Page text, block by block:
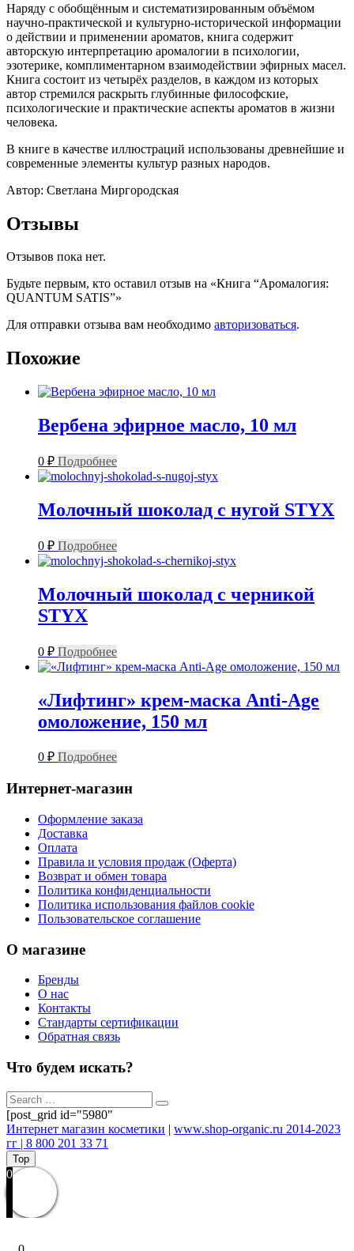
Наряду с обобщённым и систематизированным объёмом
научно-практической и культурно-исторической информации
о действии и применении ароматов, книга содержит
авторскую интерпретацию аромалогии в психологии,
эзотерике, комплиментарном взаимодействии эфирных масел.
Книга состоит из четырёх разделов, в каждом из которых
автор стремился раскрыть глубинные философские,
психологические и практические аспекты ароматов в жизни
человека.
В книге в качестве иллюстраций использованы древнейшие и
современные элементы культур разных народов.
Автор: Светлана Миргородская
Отзывы
Отзывов пока нет.
Будьте первым, кто оставил отзыв на «Книга “Аромалогия:
QUANTUM SATIS”»
Для отправки отзыва вам необходимо авторизоваться.
Похожие
Вербена эфирное масло, 10 мл
0 ₽ Подробнее
Молочный шоколад с нугой STYX
0 ₽ Подробнее
Молочный шоколад с черникой
STYX
0 ₽ Подробнее
«Лифтинг» крем-маска Anti-Age
омоложение, 150 мл
0 ₽ Подробнее
Интернет-магазин
Оформление заказа
Доставка
Оплата
Правила и условия продаж (Оферта)
Возврат и обмен товара
Политика конфиденциальности
Политика использования файлов cookie
Пользовательское соглашение
О магазине
Бренды
О нас
Контакты
Стандарты сертификации
Обратная связь
Что будем искать?
[post_grid id="5980"
Интернет магазин косметики | www.shop-organic.ru 2014-2023
гг | 8 800 201 33 71
Top
0